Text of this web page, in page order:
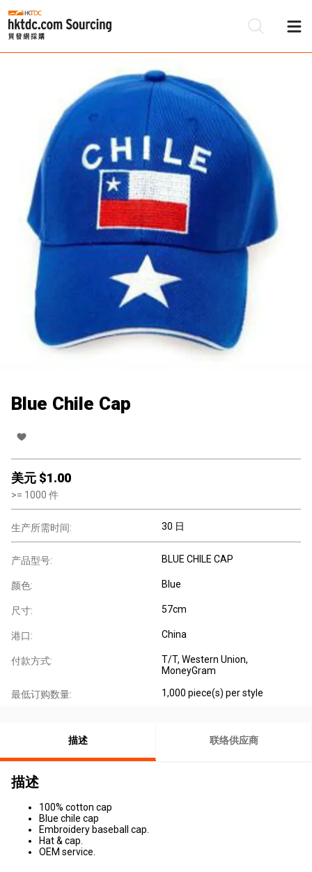
Blue Chile Cap
美元 $1.00
>= 1000 件
生产所需时间: 30 日
产品型号: BLUE CHILE CAP
颜色: Blue
尺寸: 57cm
港口: China
付款方式:
T/T, Western Union,
MoneyGram
最低订购数量: 1,000 piece(s) per style
描述 联络供应商
描述
100% cotton cap
Blue chile cap
Embroidery baseball cap.
Hat & cap.
OEM service.